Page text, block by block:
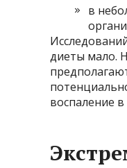
в
диеты мало.
воспаление